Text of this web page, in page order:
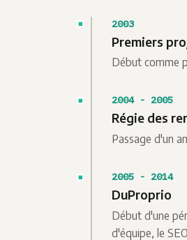
2003
Premiers
Début comme
2004 - 2005
Régie des
Passage d'un
2005 - 2014
DuProprio
Début d'une
d'équipe, le